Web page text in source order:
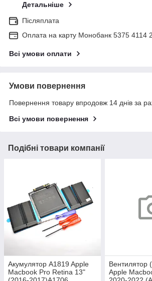
Детальніше
Післяплата
Оплата на карту Монобанк 5375 4114
Всі умови оплати
Умови повернення
Повернення товару впродовж 14 днів за
Всі умови повернення
Подібні товари компанії
Акумулятор A1819 Apple
Macbook Pro Retina 13"
Вентилятор
Apple